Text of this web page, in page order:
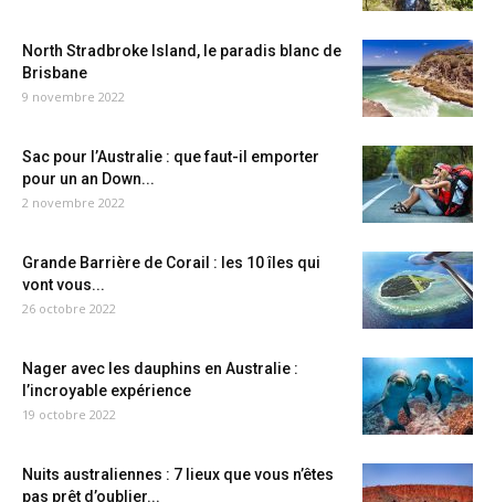
North Stradbroke Island, le paradis blanc de
Brisbane
9 novembre 2022
Sac pour l’Australie : que faut-il emporter
pour un an Down...
2 novembre 2022
Grande Barrière de Corail : les 10 îles qui
vont vous...
26 octobre 2022
Nager avec les dauphins en Australie :
l’incroyable expérience
19 octobre 2022
Nuits australiennes : 7 lieux que vous n’êtes
pas prêt d’oublier...